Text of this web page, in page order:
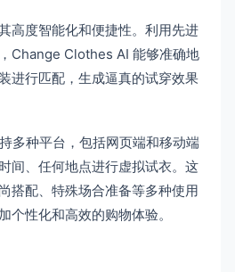
高度智能化和便捷性。利用先进
Change Clothes AI 能够准确地
进行匹配，生成逼真的试穿效果
多种平台，包括网页端和移动端
间、任何地点进行虚拟试衣。这
搭配、特殊场合准备等多种使用
个性化和高效的购物体验。